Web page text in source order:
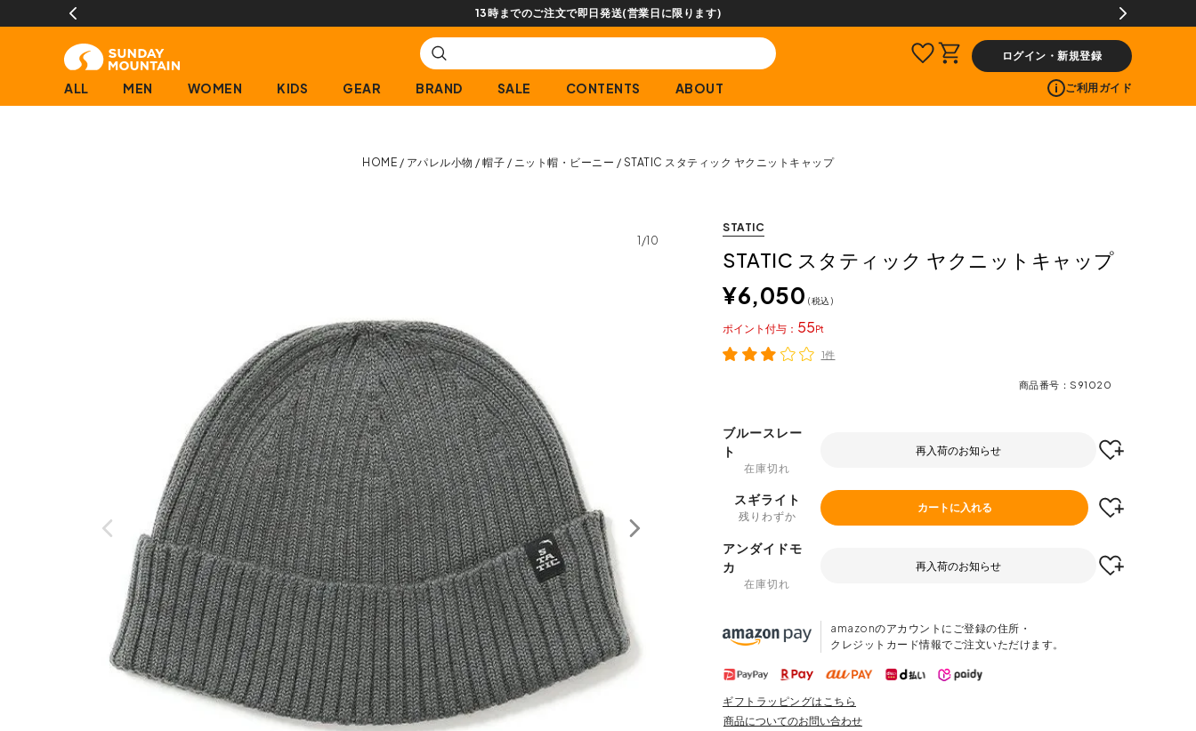
【会員限定】交換送料片道無料サービス
ログイン・新規登録
ALL MEN WOMEN KIDS GEAR BRAND SALE CONTENTS ABOUT ご利用ガイド
HOME アパレル小物 帽子 ニット帽・ビーニー STATIC スタティック ヤクニットキャップ
1/10
STATIC
STATIC スタティック ヤクニットキャップ
¥6,050 税込
55
ポイント
1件
商品番号 S91020
ブルースレー
ト
在庫切れ
再入荷のお知らせ
スギライト
残りわずか
カートに入れる
アンダイドモ
カ
在庫切れ
再入荷のお知らせ
amazonのアカウントにご登録の住所・
クレジットカード情報でご注文いただけます。
ギフトラッピングはこちら
商品についてのお問い合わせ